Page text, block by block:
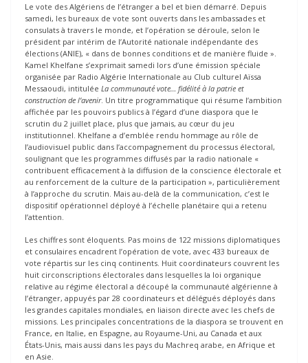
Le vote des Algériens de l’étranger a bel et bien démarré. Depuis
samedi, les bureaux de vote sont ouverts dans les ambassades et
consulats à travers le monde, et l’opération se déroule, selon le
président par intérim de l’Autorité nationale indépendante des
élections (ANIE), « dans de bonnes conditions et de manière fluide ».
Kamel Khelfane s’exprimait samedi lors d’une émission spéciale
organisée par Radio Algérie Internationale au Club culturel Aïssa
Messaoudi, intitulée La communauté vote… fidélité à la patrie et
construction de l’avenir. Un titre programmatique qui résume l’ambition
affichée par les pouvoirs publics à l’égard d’une diaspora que le
scrutin du 2 juillet place, plus que jamais, au cœur du jeu
institutionnel. Khelfane a d’emblée rendu hommage au rôle de
l’audiovisuel public dans l’accompagnement du processus électoral,
soulignant que les programmes diffusés par la radio nationale «
contribuent efficacement à la diffusion de la conscience électorale et
au renforcement de la culture de la participation », particulièrement
à l’approche du scrutin. Mais au-delà de la communication, c’est le
dispositif opérationnel déployé à l’échelle planétaire qui a retenu
l’attention.
Les chiffres sont éloquents. Pas moins de 122 missions diplomatiques
et consulaires encadrent l’opération de vote, avec 433 bureaux de
vote répartis sur les cinq continents. Huit coordinateurs couvrent les
huit circonscriptions électorales dans lesquelles la loi organique
relative au régime électoral a découpé la communauté algérienne à
l’étranger, appuyés par 28 coordinateurs et délégués déployés dans
les grandes capitales mondiales, en liaison directe avec les chefs de
missions. Les principales concentrations de la diaspora se trouvent en
France, en Italie, en Espagne, au Royaume-Uni, au Canada et aux
États-Unis, mais aussi dans les pays du Machreq arabe, en Afrique et
en Asie.